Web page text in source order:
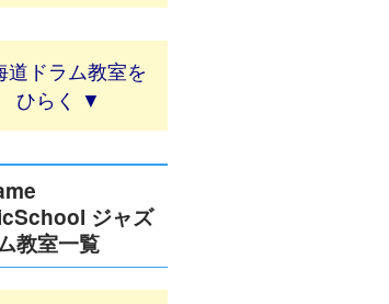
道ドラム教室
ジャズ
教室一覧